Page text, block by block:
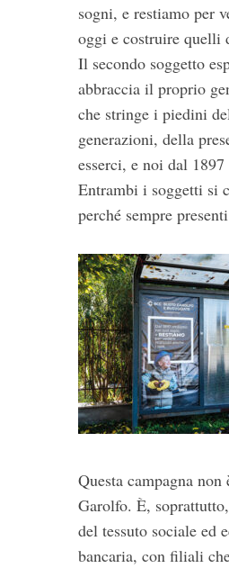
sogni, e restiamo per
oggi e costruire quelli
Il secondo soggetto
abbraccia il proprio
che stringe i piedini
generazioni, della
esserci, e noi dal
Entrambi i soggetti si
perché sempre
Questa campagna
Garolfo. È,
del tessuto sociale ed
bancaria, con filiali
o
r
: